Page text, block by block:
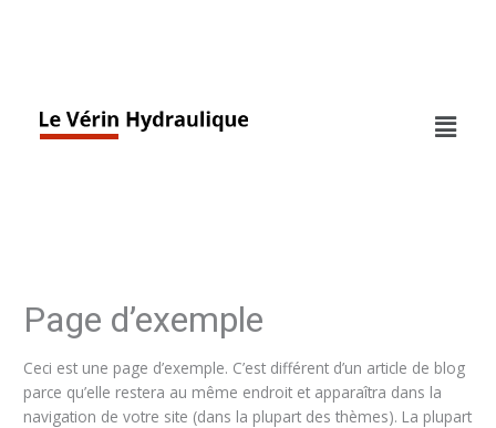
Page d’exemple
Ceci est une page d’exemple. C’est différent d’un article de blog
parce qu’elle restera au même endroit et apparaîtra dans la
navigation de votre site (dans la plupart des thèmes). La plupart